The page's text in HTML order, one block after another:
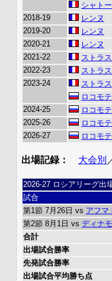
シャト
2018-19
レンヌ
2019-20
レンヌ
2020-21
レンヌ
2021-22
ストラ
2022-23
ストラ
2023-24
ストラ
ロコモ
2024-25
ロコモ
2025-26
ロコモ
2026-27
ロコモ
出場記録： 大会別
2026-27 ロシアリーグ出
試合
第1節 7月26日 vs アフマ
第2節 8月1日 vs ディナ
合計
出場試合勝率
先発試合勝率
出場試合平均勝ち点